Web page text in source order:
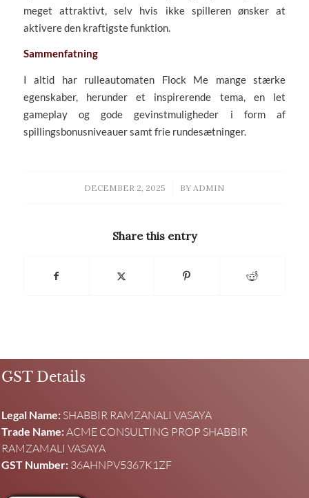
meget attraktivt, selv hvis ikke spilleren ønsker at
aktivere den kraftigste funktion.
Sammenfatning
I altid har rulleautomaten Flock Me mange stærke
egenskaber, herunder et inspirerende tema, en let
gameplay og gode gevinstmuligheder i form af
spillingsbonusniveauer samt frie rundesætninger.
DECEMBER 2, 2025
/ BY ADMIN
Share this entry
GST Details
Legal Name: SHABBIR RAMZANALI VASAYA
Trade Name:ACME CONSULTING PROP SHABBIR
RAMZAMALI VASAYA
GST Number: 36AHNPV5367K1ZF